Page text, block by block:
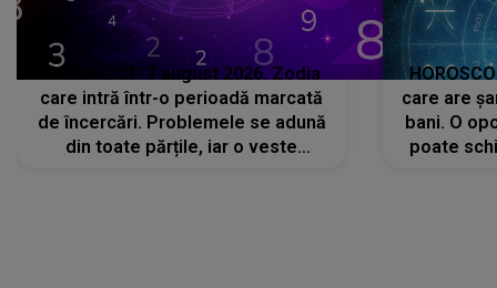
HOROSCOP 7 august 2026. Zodia
care intră într-o perioadă marcată
de încercări. Problemele se adună
din toate părțile, iar o veste
care are
bani. O
poate